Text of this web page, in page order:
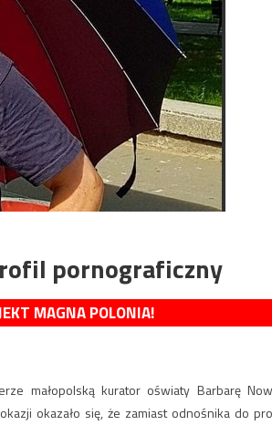
pornograficzny
MAGNA POLONIA!
małopolską kurator oświaty Barbarę
okazało się, że zamiast odnośnika do